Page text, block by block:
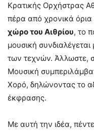
Κρατικής Ορχήστρας
πέρα από χρονικά όρια
χώρο του Αιθρίου, το
μουσική
των τεχνών. Άλλωστε,
Μουσική
Χορό, δηλώνοντας το
έκφρασης.
Με αυτή την ιδέα,